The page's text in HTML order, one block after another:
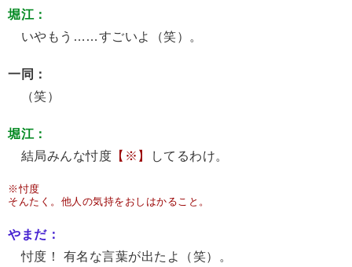
堀江：
いやもう……すごいよ（笑）。
一同：
（笑）
堀江：
結局みんな忖度 【※】 してるわけ。
※忖度
そんたく。他人の気持をおしはかること。
やまだ：
忖度！ 有名な言葉が出たよ（笑）。